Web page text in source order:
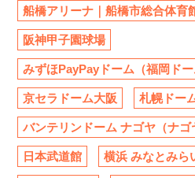
船橋アリーナ｜船橋市総合体育
阪神甲子園球場
みずほPayPayドーム（福岡ドー
京セラドーム大阪 札幌ドー
バンテリンドーム ナゴヤ（ナゴ
日本武道館 横浜 みなとみら